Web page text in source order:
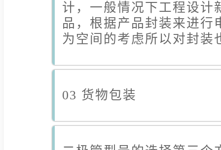
计，一般情况下工程设计
品，根据产品封装来进行
为空间的考虑所以对封装
03 货物包装